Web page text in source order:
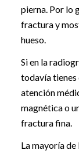
pierna. Por lo
fractura y
hueso.
Si en la
todavía tienes
atención
magnética o
fractura fina.
La mayoría